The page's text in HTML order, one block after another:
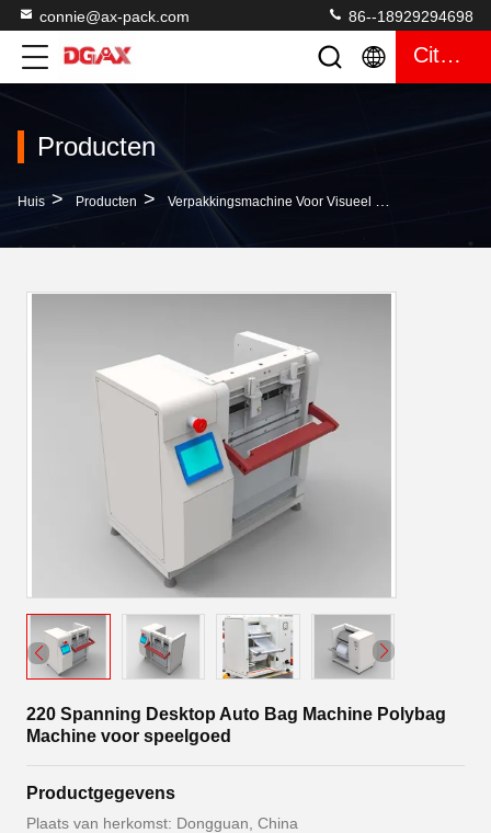
connie@ax-pack.com 86--18929294698
Citaat
Producten
Huis > Producten > Verpakkingsmachine Voor Visueel Tellen
220 Spanning Desktop Auto Bag Machine Polybag
Machine voor speelgoed
Productgegevens
Plaats van herkomst: Dongguan, China